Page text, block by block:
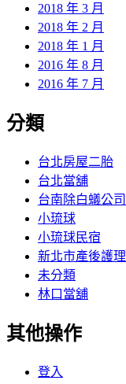
2018 年 3 月
2018 年 2 月
2018 年 1 月
2016 年 8 月
2016 年 7 月
分類
台北房屋二胎
台北當舖
台南除白蟻公司
小琉球
小琉球民宿
新北市產後護理
未分類
林口當舖
其他操作
登入